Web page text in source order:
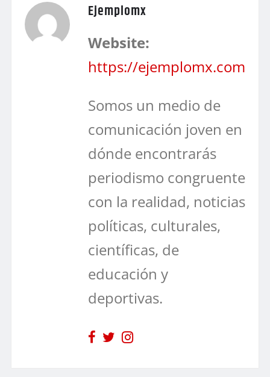
Ejemplomx
Website:
https://ejemplomx.com
Somos un medio de
comunicación joven en
dónde encontrarás
periodismo congruente
con la realidad, noticias
políticas, culturales,
científicas, de
educación y
deportivas.